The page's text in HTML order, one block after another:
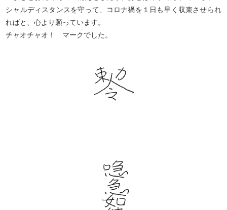
シャルディスタンスを守って、コロナ禍を１日も早く収束させられ
ればと、心より願っています。
チャオチャオ！ マークでした。